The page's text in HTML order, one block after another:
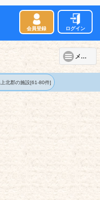
会員登録 ログイン
メニュー
北郡の施設[61-80件]